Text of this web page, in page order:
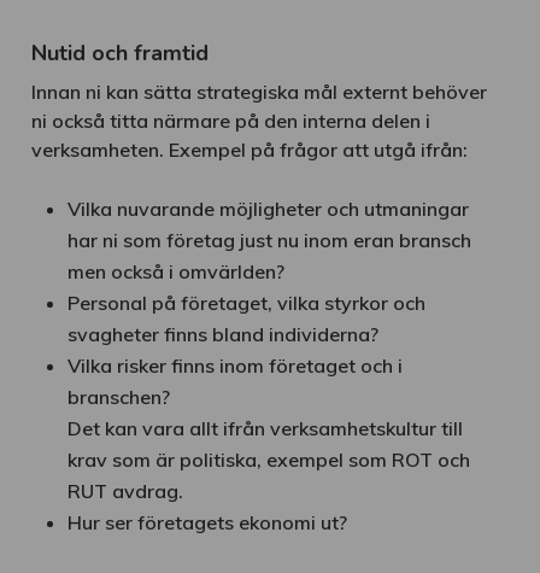
Nutid och framtid
Innan ni kan sätta strategiska mål externt behöver
ni också titta närmare på den interna delen i
verksamheten. Exempel på frågor att utgå ifrån:
Vilka nuvarande möjligheter och utmaningar
har ni som företag just nu inom eran bransch
men också i omvärlden?
Personal på företaget, vilka styrkor och
svagheter finns bland individerna?
Vilka risker finns inom företaget och i
branschen?
Det kan vara allt ifrån verksamhetskultur till
krav som är politiska, exempel som ROT och
RUT avdrag.
Hur ser företagets ekonomi ut?